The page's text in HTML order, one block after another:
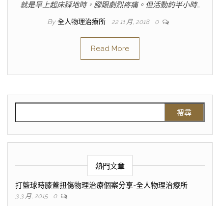
就是早上起床踩地時，腳跟劇烈疼痛。但活動約半小時…
By 全人物理治療所 22 11 月, 2018 0
Read More
熱門文章
打籃球時膝蓋扭傷物理治療個案分享-全人物理治療所
3 3 月, 2015 0